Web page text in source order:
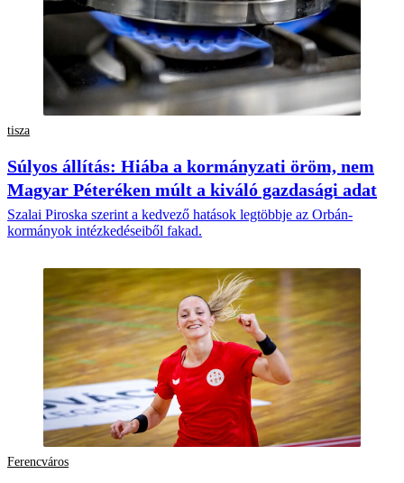
tisza
Súlyos állítás: Hiába a kormányzati öröm, nem
Magyar Péteréken múlt a kiváló gazdasági adat
Szalai Piroska szerint a kedvező hatások legtöbbje az Orbán-
kormányok intézkedéseiből fakad.
Ferencváros